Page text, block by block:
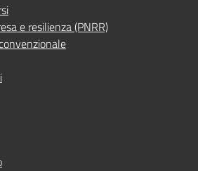
e resilienza (PNRR)